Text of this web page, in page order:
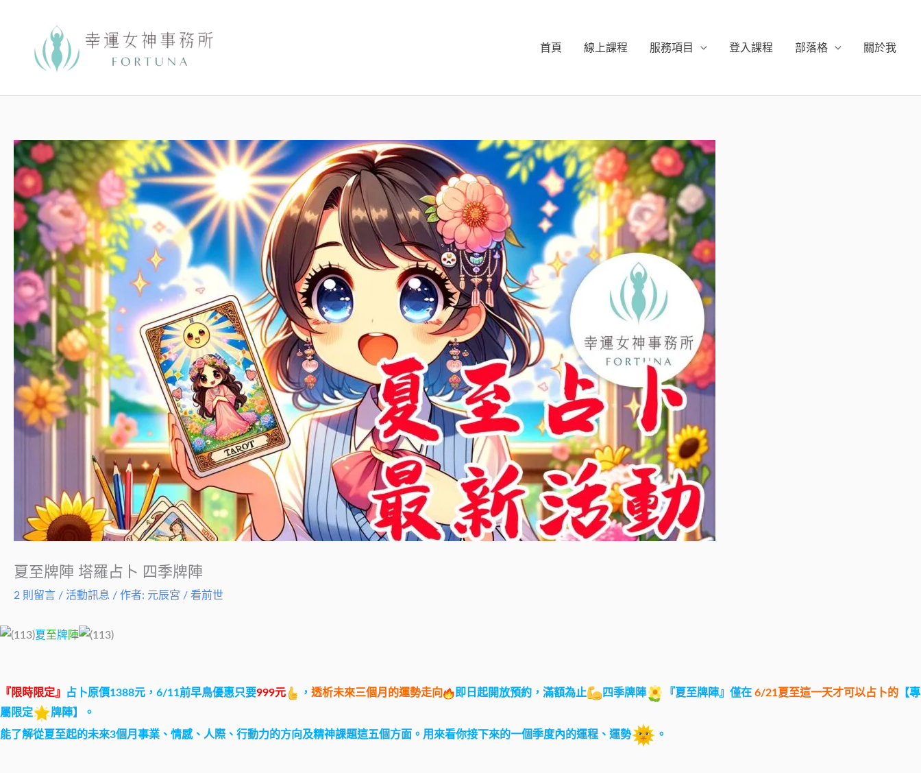
首頁 線上課程 服務項目 登入課程 部落格 關於我
夏至牌陣 塔羅占卜 四季牌陣
2 則留言 / 活動訊息 / 作者: 元辰宮 / 看前世
夏 至牌陣
『限時限定』 占卜原價1388元，6/11前早鳥優惠只要999元 ， 透析未來三個月的運勢走向 即日起開放預約，滿額為止 四季牌陣 『夏至牌陣』僅在 6/21夏至這一天才可以占卜的 【專
屬限定
牌陣】。
能了解從夏至起的未來3個月事業、情感、人際、行動力的方向及精神課題這五個方面。用來看你接下來的一個季度內的運程、運勢 。